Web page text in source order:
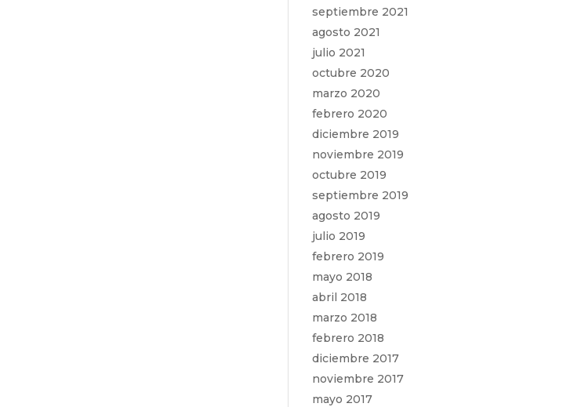
septiembre 2021
agosto 2021
julio 2021
octubre 2020
marzo 2020
febrero 2020
diciembre 2019
noviembre 2019
octubre 2019
septiembre 2019
agosto 2019
julio 2019
febrero 2019
mayo 2018
abril 2018
marzo 2018
febrero 2018
diciembre 2017
noviembre 2017
mayo 2017